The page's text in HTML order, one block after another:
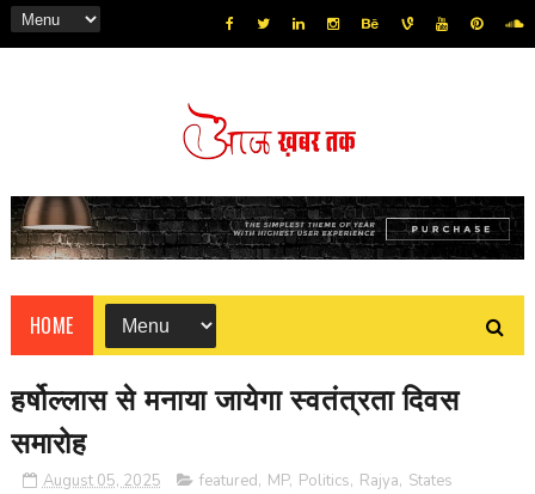
HOME
हर्षोल्लास से मनाया जायेगा स्वतंत्रता दिवस
समारोह
August 05, 2025 featured, MP, Politics, Rajya, States